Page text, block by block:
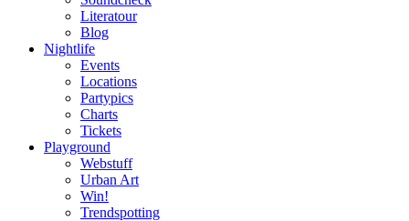
Literatour
Blog
Nightlife
Events
Locations
Partypics
Charts
Tickets
Playground
Webstuff
Urban Art
Win!
Trendspotting